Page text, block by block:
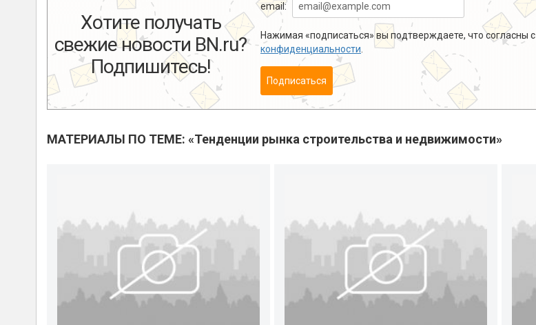
Хотите получать
свежие новости BN.ru?
Подпишитесь!
email:
Нажимая «подписаться» вы подтверждаете, что согласны с
конфиденциальности
Подписаться
МАТЕРИАЛЫ ПО ТЕМЕ: «Тенденции рынка строительства и недвижимости»